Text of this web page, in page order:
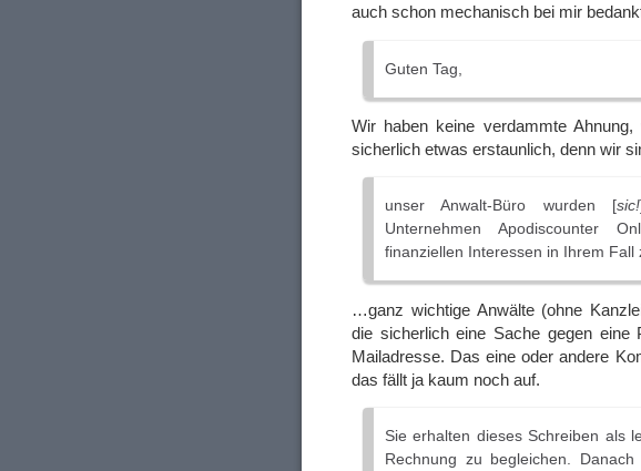
auch schon mechanisch bei mir
Guten Tag,
Wir haben keine verdammte
sicherlich etwas erstaunlich, denn wir
unser Anwalt-Büro wurden [sic!
Unternehmen Apodiscounter
finanziellen Interessen in Ihrem Fall
…ganz wichtige Anwälte (ohne
die sicherlich eine Sache gegen eine
Mailadresse. Das eine oder andere
das fällt ja kaum noch auf.
Sie erhalten dieses Schreiben als
Rechnung zu begleichen.